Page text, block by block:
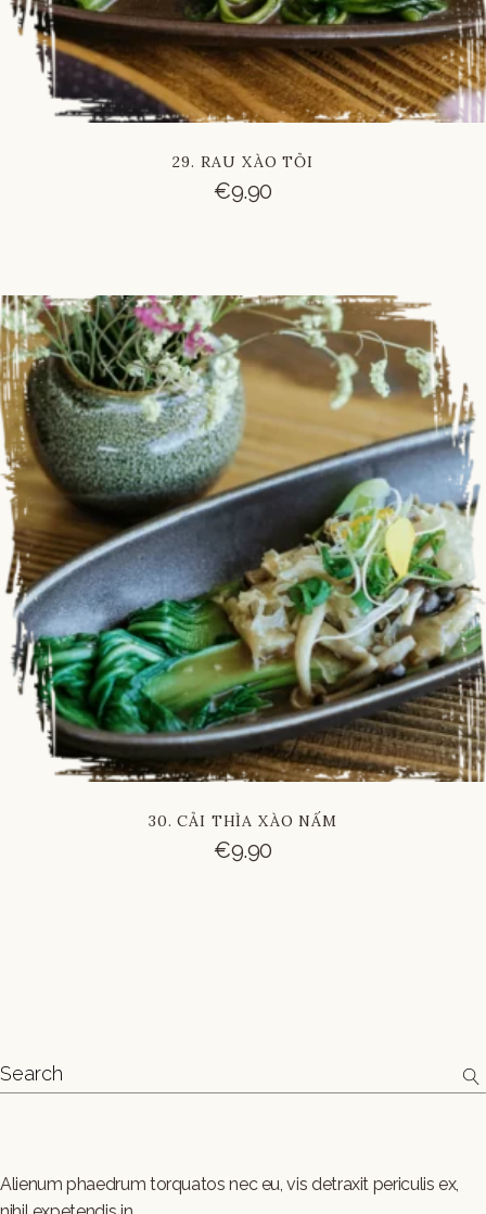
29. RAU XÀO TỎI
€9.90
30. CẢI THÌA XÀO NẤM
€9.90
Alienum phaedrum torquatos nec eu, vis detraxit periculis ex,